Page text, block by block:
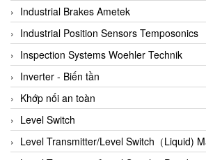
AT2E
ATC Pneumatic
ATEX System
ATI - IA
ATI (Analytical Technology Inc)
Atos
Atrax
Industrial Brakes Ametek
Industrial Position Sensors Temposonics
Inspection Systems Woehler Technik
Inverter - Biến tần
Khớp nối an toàn
Level Switch
Level Transmitter/Level Switch（Liquid)